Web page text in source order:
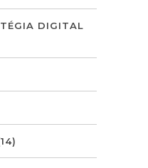
DIGITAL